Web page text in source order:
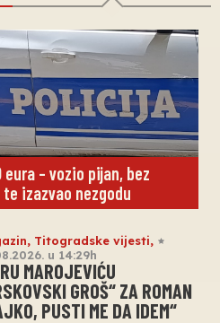
– vozio pijan, bez
izazvao nezgodu
, Titogradske vijesti,
u 14:29h
MAROJEVIĆU
GROŠ“ ZA ROMAN
PUSTI ME DA IDEM“